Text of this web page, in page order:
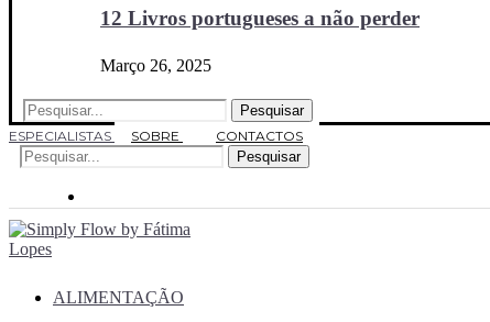
12 Livros portugueses a não perder
Março 26, 2025
Pesquisar
ESPECIALISTAS
SOBRE
CONTACTOS
Pesquisar
ALIMENTAÇÃO